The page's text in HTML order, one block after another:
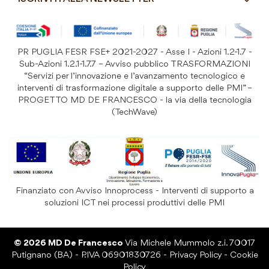
Festività
Prodotti Riutilizzabili
alla
Newsletter:
ISCRIVITI
PR PUGLIA FESR FSE+ 2021-2027 - Asse I - Azioni 1.2-1.7 -
Sub-Azioni 1.2.1-1.7.7 – Avviso pubblico TRASFORMAZIONI
“Servizi per l’innovazione e l’avanzamento tecnologico e
interventi di trasformazione digitale a supporto delle PMI” –
PROGETTO MD DE FRANCESCO - la via della tecnologia
(TechWave)
Finanziato con Avviso Innoprocess - Interventi di supporto a
soluzioni ICT nei processi produttivi delle PMI
© 2026 MD De Francesco Via Michele Mummolo z.i. 70017
Putignano (BA) - P.IVA 06901830726 - Privacy Policy- Cookie